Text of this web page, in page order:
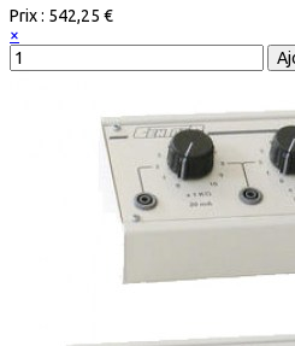
Prix : 542,25 €
×